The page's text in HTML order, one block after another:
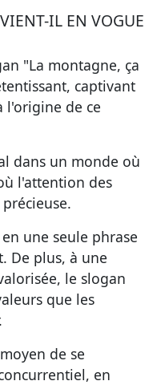
IL EN VOGUE
"La montagne, ça
captivant
l'origine de ce
dans un monde où
l'attention des
une seule phrase
De plus, à une
le slogan
que les
de se
en